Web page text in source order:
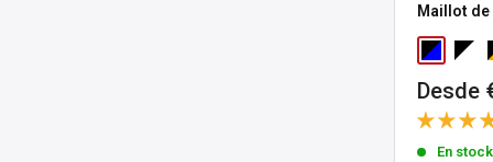
Maillot de
Precio
de
venta
Desde
En stock